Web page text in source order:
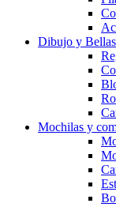
Dibujo y
Mochilas y